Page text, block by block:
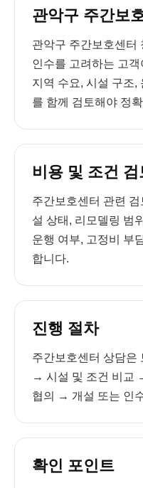
관악구 주간보
관악구 주간보호센터
인수를 고려하는 고
지역 수요, 시설 구조,
를 함께 검토해야 정
비용 및 조건 검
주간보호센터 관련 검
설 상태, 리모델링 범
운행 여부, 고정비 부
합니다.
진행 절차
주간보호센터 상담은
→ 시설 및 조건 비교
협의 → 개설 또는 인
확인 포인트